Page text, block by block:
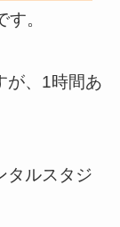
す。
が、1時間あ
タルスタジ